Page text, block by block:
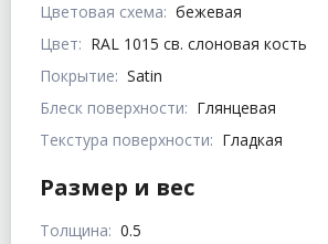
Цветовая схема: бежевая
Цвет: RAL 1015 св. слоновая кость
Покрытие: Satin
Блеск поверхности: Глянцевая
Текстура поверхности: Гладкая
Размер и вес
Толщина: 0.5